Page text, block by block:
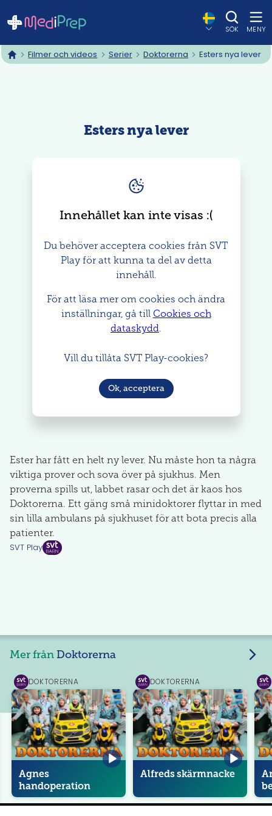
SÖK MENY
hem Filmer och videos Serier Doktorerna Esters nya lever
Esters nya lever
Innehållet kan inte visas : (
Du behöver acceptera cookies från SVT
Play för att kunna ta del av detta
innehåll.
För att läsa mer om cookies och ändra
inställningar, gå till Cookies och
dataskydd.
Vill du tillåta SVT Play-cookies?
Ok, acceptera
Ester har fått en helt ny lever. Nu måste hon ta några
viktiga prover och sova över på sjukhus. Men
proverna spills ut, labbet rasar och det är kaos hos
Doktorerna. Ett gäng små minidoktorer flyttar in med
sin lilla ambulans på sjukhuset för att bota precis alla
patienter.
SVT Play
Mer från Doktorerna
SVT
Play
DOKTORERNA
Agnes
handoperation
SVT
Play
DOKTORERNA
Alfreds skärmnacke
SVT
Play